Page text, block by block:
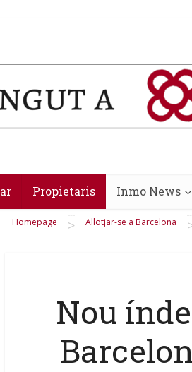
Propietaris Inmo News
Homepage > Allotjar-se a Barcelona
Nou